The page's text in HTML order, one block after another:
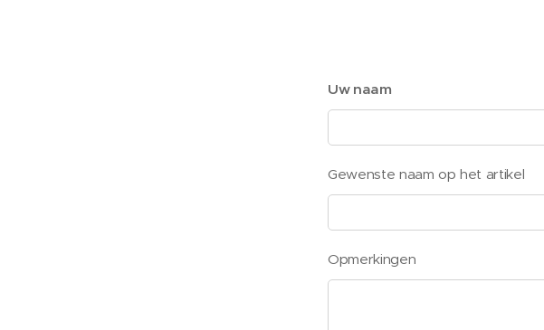
Uw naam
Gewenste naam op het artikel
Opmerkingen